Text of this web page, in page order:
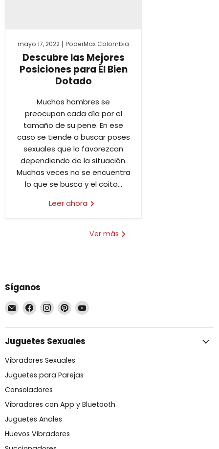
mayo 17, 2022 PoderMax Colombia
Descubre las Mejores
Posiciones para Él Bien
Dotado
Muchos hombres se
preocupan cada día por el
tamaño de su pene. En ese
caso se tiende a buscar poses
sexuales que lo favorezcan
dependiendo de la situación.
Muchas veces no se encuentra
lo que se busca y el coito...
Leer ahora
Ver más
Síganos
Encuéntrenos
en
Correo
electrónico
Encuéntrenos
en
Facebook
Encuéntrenos
en
Instagram
Encuéntrenos
en
Pinterest
Encuéntrenos
YouTube
Juguetes Sexuales
Vibradores Sexuales
Juguetes para Parejas
Consoladores
Vibradores con App y Bluetooth
Juguetes Anales
Huevos Vibradores